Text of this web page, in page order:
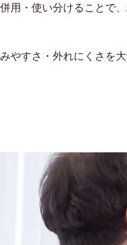
用・使い分けることで
やすさ・外れにくさを